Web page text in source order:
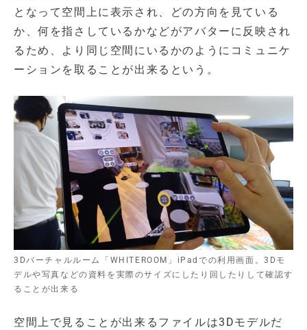
となって空間上に表示され、どの方向を見ている
か、何を指さしているかなどがアバターに反映され
るため、より同じ空間にいるかのようにコミュニケ
ーションを取ることが出来るという。
3Dバーチャルルーム「WHITEROOM」iPadでの利用画面。3Dモ
デルや写真などの資料を実際のサイズにしたり回したりして確認す
ることが出来る
空間上で見ることが出来るファイルは3Dモデルだ